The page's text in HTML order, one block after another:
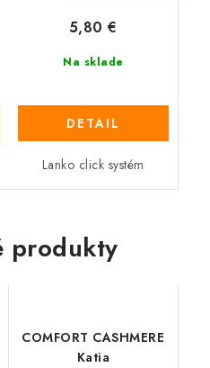
Na sklade
5,80 €
DETAIL
Lanko click systém
produkty
COMFORT CASHMERE
Katia